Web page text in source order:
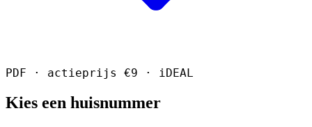
PDF · actieprijs €9 · iDEAL
Kies een huisnummer